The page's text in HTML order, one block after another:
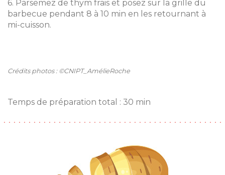
6. Parsemez de thym frais et posez sur la grille du
barbecue pendant 8 à 10 min en les retournant à
mi-cuisson.
Crédits photos : ©CNIPT_AmélieRoche
Temps de préparation total : 30 min